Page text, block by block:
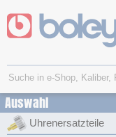
Auswahl
Uhrenersatzteile